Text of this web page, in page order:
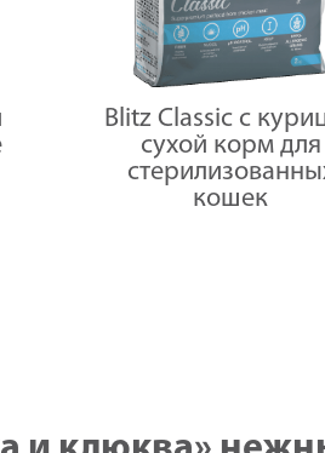
Blitz Classic с
сухой корм для
кошек